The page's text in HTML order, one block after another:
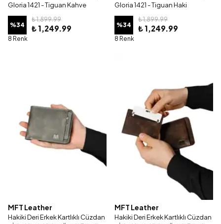
Gloria 1421 - Tiguan Kahve
%34
₺ 1,899.99
₺ 1,249.99
8 Renk
Gloria 1421 - Tiguan Haki
%34
₺ 1,899.99
₺ 1,249.99
8 Renk
MFT Leather
Hakiki Deri Erkek Kartlıklı Cüzdan
MFT Leather
Hakiki Deri Erkek Kartlıklı Cüzdan